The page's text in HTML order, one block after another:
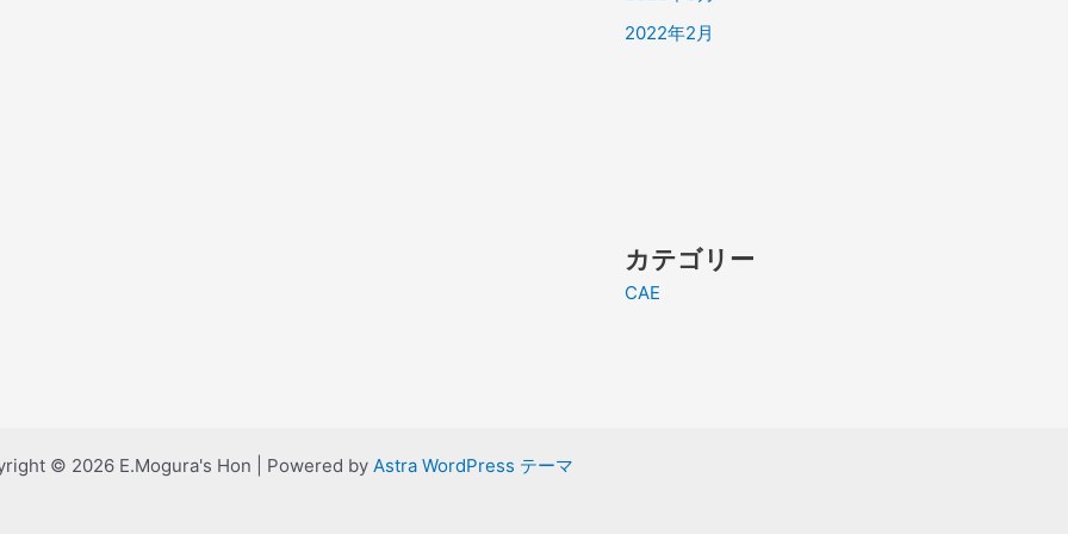
2022年2月
カテゴリー
CAE
© 2026 E.Mogura's Hon | Powered by Astra WordPress テーマ